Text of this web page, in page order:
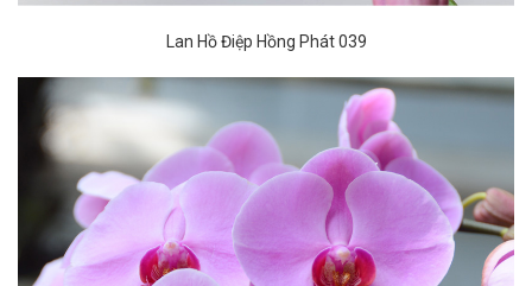
Lan Hồ Điệp Hồng Phát 039